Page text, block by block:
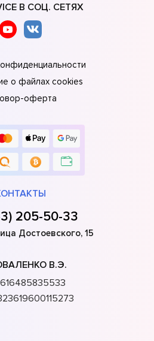
В СОЦ. СЕТЯХ
о файлах cookies
оферта
205-50-33
Достоевского, 15
В.Э.
616485835533